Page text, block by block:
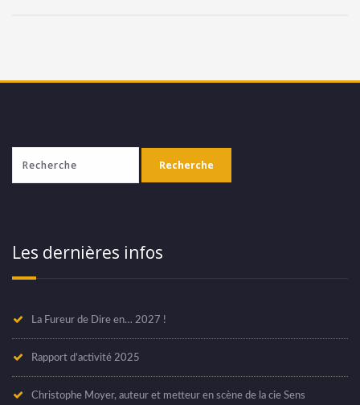
Les dernières infos
La Fureur de Dire en… 2027 !
Rapport d’activité 2025
Christophe Moyer, auteur et metteur en scène de la cie Sens